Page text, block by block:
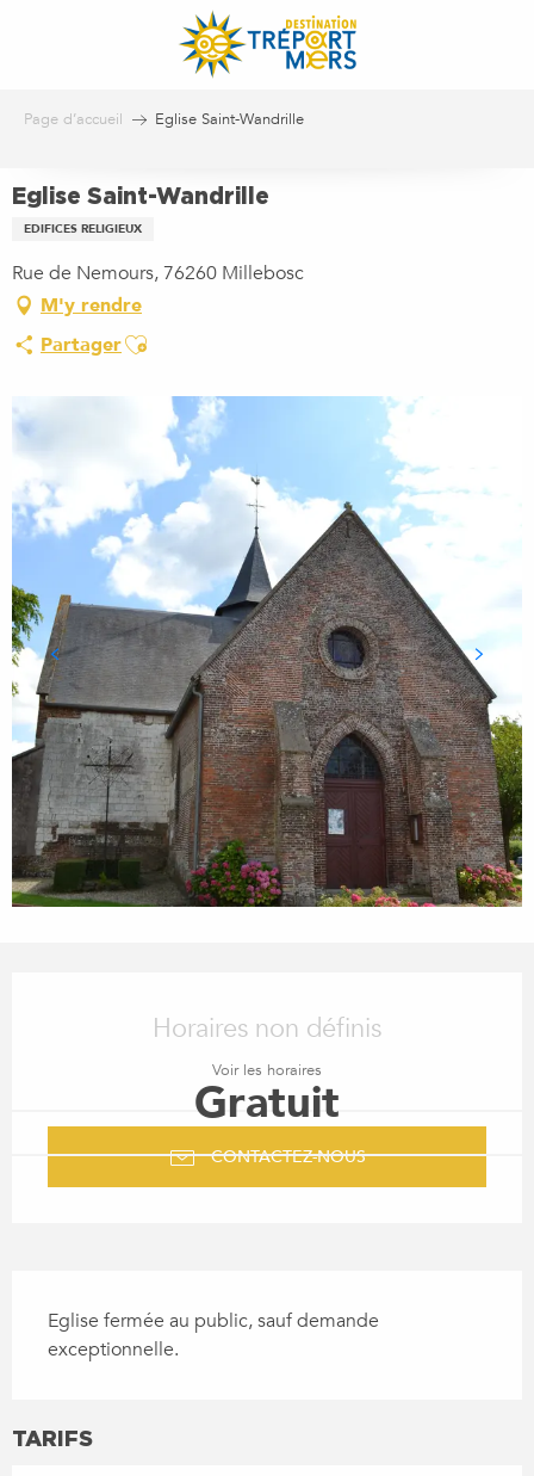
Page d’accueil Eglise Saint-Wandrille
Eglise Saint-Wandrille
EDIFICES RELIGIEUX
Rue de Nemours, 76260 Millebosc
M'y rendre
PartagerAjouter aux favoris
Horaires non définis
Voir les horaires
Gratuit
CONTACTEZ-NOUS
Eglise fermée au public, sauf demande
exceptionnelle.
TARIFS